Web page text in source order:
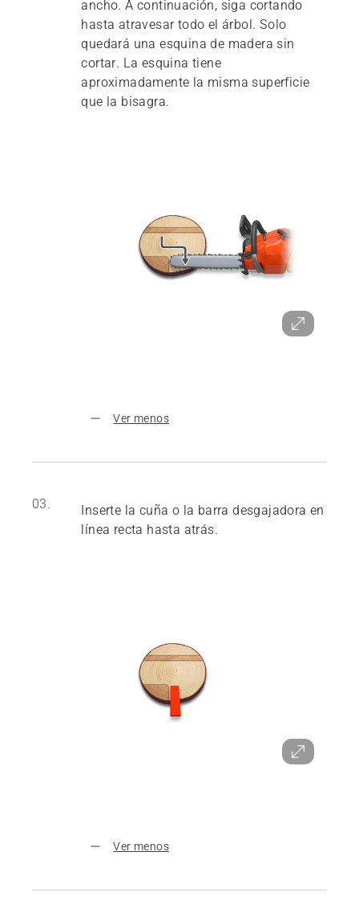
ancho. A continuación, siga cortando
hasta atravesar todo el árbol. Solo
quedará una esquina de madera sin
cortar. La esquina tiene
aproximadamente la misma superficie
que la bisagra.
Ver menos
03.
Inserte la cuña o la barra desgajadora en
línea recta hasta atrás.
Ver menos